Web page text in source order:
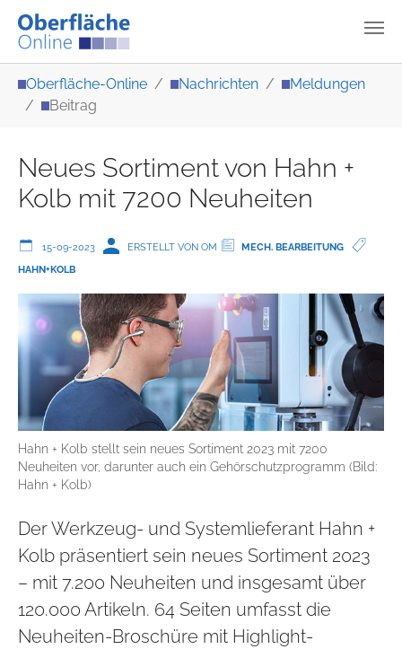
Oberfläche-Online Nachrichten
Meldungen
Beitrag
Neues Sortiment von Hahn +
Kolb mit 7200 Neuheiten
15-09-2023 ERSTELLT VON OM
MECH. BEARBEITUNG
HAHN+KOLB
Hahn + Kolb stellt sein neues Sortiment 2023 mit 7200
Neuheiten vor, darunter auch ein Gehörschutzprogramm (Bild:
Hahn + Kolb)
Der Werkzeug- und Systemlieferant Hahn +
Kolb präsentiert sein neues Sortiment 2023
– mit 7.200 Neuheiten und insgesamt über
120.000 Artikeln. 64 Seiten umfasst die
Neuheiten-Broschüre mit Highlight-